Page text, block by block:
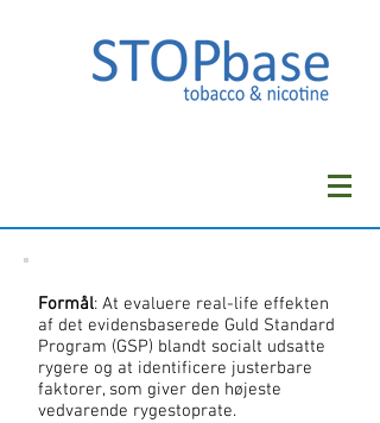
Formål: At evaluere real-life effekten
af det evidensbaserede Guld Standard
Program (GSP) blandt socialt udsatte
rygere og at identificere justerbare
faktorer, som giver den højeste
vedvarende rygestoprate.